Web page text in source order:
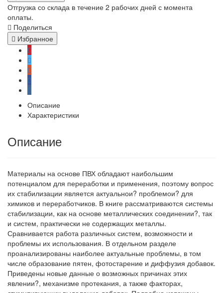
Отгрузка со склада в течение 2 рабочих дней с момента
оплаты.
Поделиться
Избранное
Описание
Характеристики
Описание
Материалы на основе ПВХ обладают наибольшим
потенциалом для переработки и применения, поэтому вопрос
их стабилизации является актуальнои? проблемои? для
химиков и переработчиков. В книге рассматриваются системы
стабилизации, как на основе металлических соединении?, так
и систем, практически не содержащих металлы.
Сравнивается работа различных систем, возможности и
проблемы их использования. В отдельном разделе
проанализированы наиболее актуальные проблемы, в том
числе образование пятен, фотостарение и диффузия добавок.
Приведены новые данные о возможных причинах этих
явлении?, механизме протекания, а также факторах,